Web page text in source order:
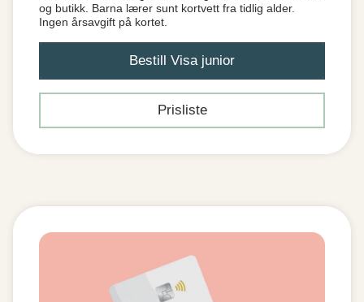
og butikk. Barna lærer sunt kortvett fra tidlig alder.
Ingen årsavgift på kortet.
Bestill Visa junior
Prisliste